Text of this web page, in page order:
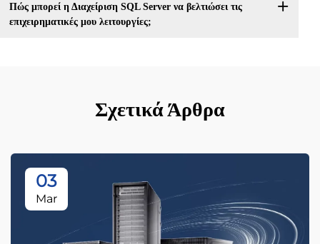
Πώς μπορεί η Διαχείριση SQL Server να βελτιώσει τις
επιχειρηματικές μου λειτουργίες;
Σχετικά Άρθρα
03
Mar